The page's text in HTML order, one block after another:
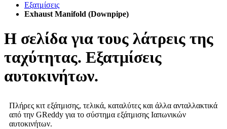
Εξατμίσεις
Exhaust Manifold (Downpipe)
Η σελίδα για τους λάτρεις της
ταχύτητας. Εξατμίσεις
αυτοκινήτων.
Πλήρες κιτ εξάτμισης, τελικά, καταλύτες και άλλα ανταλλακτικά
από την GReddy για το σύστημα εξάτμισης Ιαπωνικών
αυτοκινήτων.